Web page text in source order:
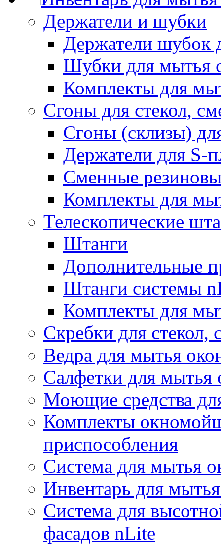
Держатели и шубки
Держатели шубок
Шубки для мытья
Комплекты для
Сгоны для стекол,
Сгоны (склизы)
Держатели для S-
Сменные
Комплекты для
Телескопические
Штанги
Дополнительные
Штанги системы
Комплекты для
Скребки для стекол,
Ведра для мытья
Салфетки для мытья
Моющие средства
Комплекты
приспособления
Система для мытья
Инвентарь для
Система для
фасадов nLite